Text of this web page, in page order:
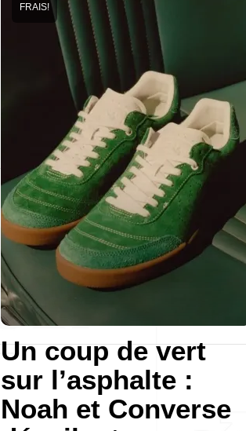
Un coup de vert
sur l’asphalte :
Noah et Converse
FRAIS!